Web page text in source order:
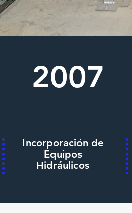
2007
Incorporación de
Equipos
Hidráulicos